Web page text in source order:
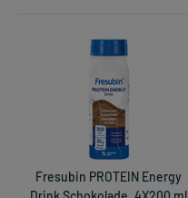
Fresubin PROTEIN Energy